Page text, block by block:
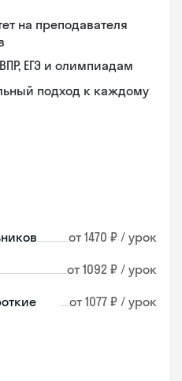
на преподавателя
ЕГЭ и олимпиадам
подход к каждому
от 1470 ₽ / урок
от 1092 ₽ / урок
от 1077 ₽ / урок